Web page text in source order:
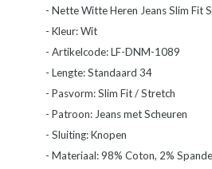
- Nette Witte Heren Jeans Slim Fit
- Kleur: Wit
- Artikelcode: LF-DNM-1089
- Lengte: Standaard 34
- Pasvorm: Slim Fit / Stretch
- Patroon: Jeans met Scheuren
- Sluiting: Knopen
- Materiaal: 98% Coton, 2%